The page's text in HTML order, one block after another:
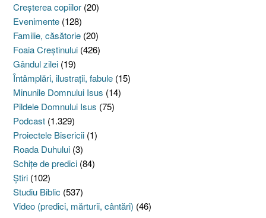
Creşterea copiilor (20)
Evenimente (128)
Familie, căsătorie (20)
Foaia Creştinului (426)
Gândul zilei (19)
Întâmplări, ilustraţii, fabule (15)
Minunile Domnului Isus (14)
Pildele Domnului Isus (75)
Podcast (1.329)
Proiectele Bisericii (1)
Roada Duhului (3)
Schiţe de predici (84)
Ştiri (102)
Studiu Biblic (537)
Video (predici, mărturii, cântări) (46)